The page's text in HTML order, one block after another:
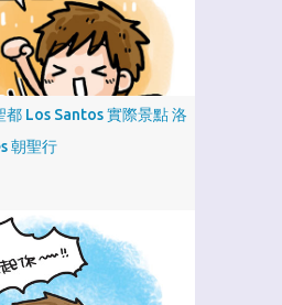
都 Los Santos 實際景點 洛
朝聖行